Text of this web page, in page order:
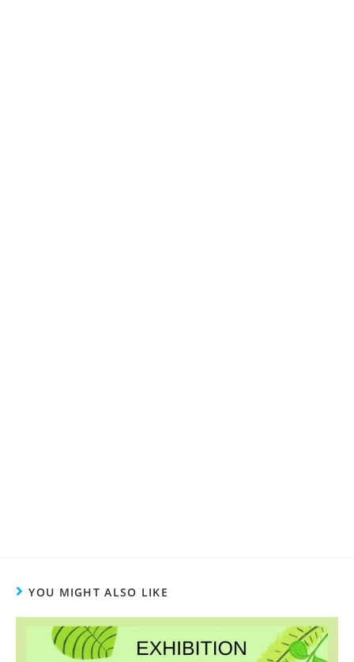
YOU MIGHT ALSO LIKE